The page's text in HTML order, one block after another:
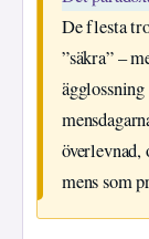
De flesta
”säkra” –
mens som